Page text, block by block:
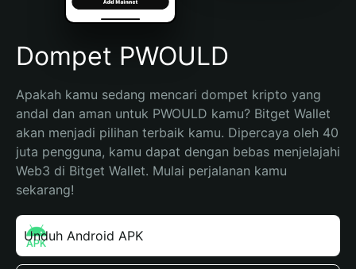
Español (Argentina)
Dompet PWOULD
Apakah kamu sedang mencari dompet kripto yang
andal dan aman untuk PWOULD kamu? Bitget Wallet
akan menjadi pilihan terbaik kamu. Dipercaya oleh 40
juta pengguna, kamu dapat dengan bebas menjelajahi
Web3 di Bitget Wallet. Mulai perjalanan kamu
sekarang!
Unduh Android APK